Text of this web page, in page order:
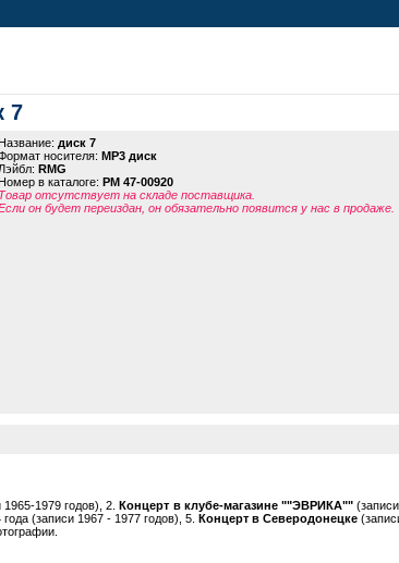
7
Название: диск 7
носителя: MP3 диск
Лэйбл: RMG
Номер в каталоге: PM 47-00920
Товар отсутствует на складе поставщика.
он будет переиздан, он обязательно появится у нас в продаже.
1965-1979 годов), 2.Концерт в клубе-магазине ""ЭВРИКА""
года (записи 1967 - 1977 годов), 5. Концерт в Северодонецке